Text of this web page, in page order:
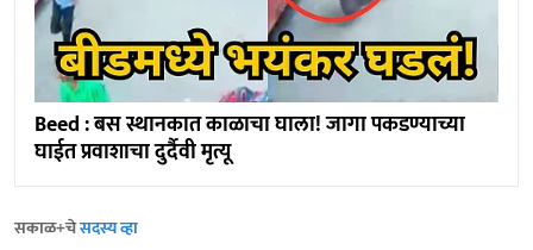
Beed : बस स्थानकात काळाचा घाला! जागा पकडण्याच्या
घाईत प्रवाशाचा दुर्दैवी मृत्यू
सकाळ+चेसदस्य व्हा